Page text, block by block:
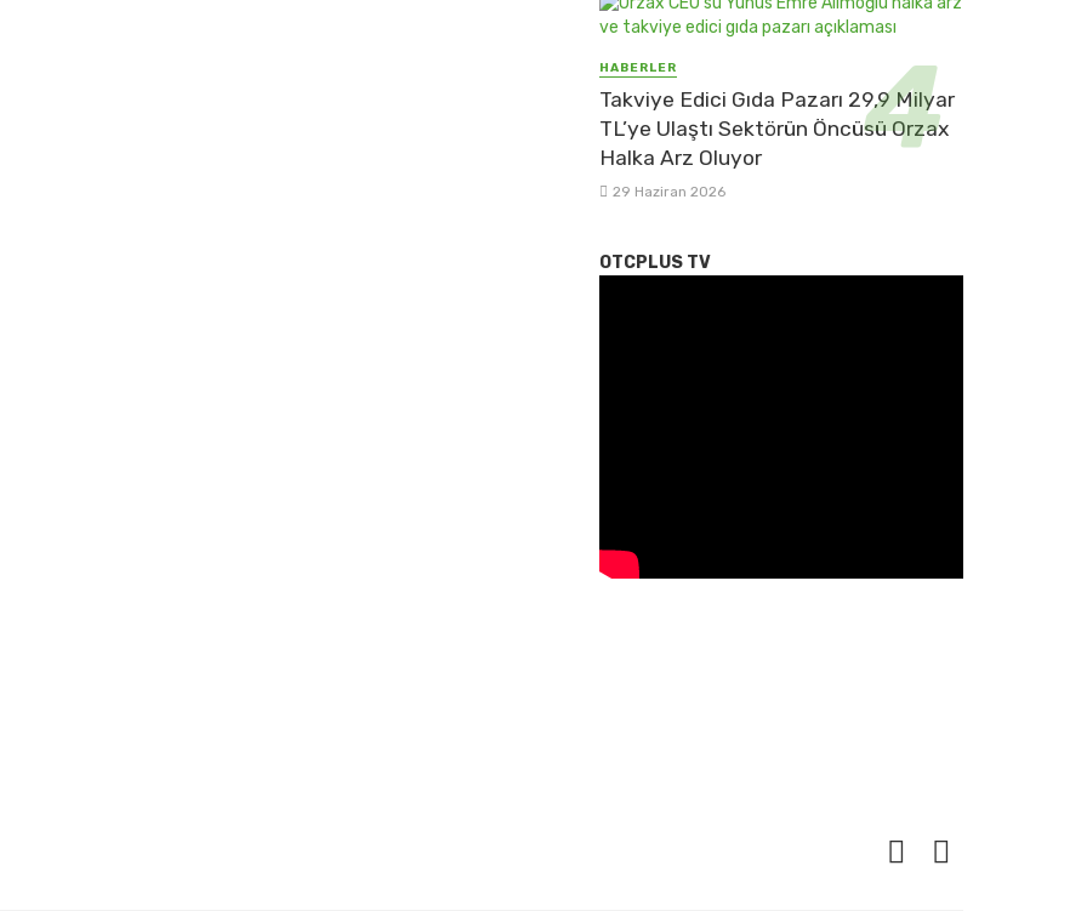
HABERLER
Takviye Edici Gıda Pazarı 29,9 Milyar
TL’ye Ulaştı Sektörün Öncüsü Orzax
Halka Arz Oluyor
29 Haziran 2026
OTCPLUS TV